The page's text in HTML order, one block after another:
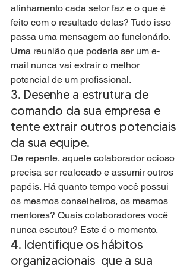
alinhamento cada setor faz e o que é
feito com o resultado delas? Tudo isso
passa uma mensagem ao funcionário.
Uma reunião que poderia ser um e-
mail nunca vai extrair o melhor
potencial de um profissional.
3. Desenhe a estrutura de
comando da sua empresa e
tente extrair outros potenciais
da sua equipe.
De repente, aquele colaborador ocioso
precisa ser realocado e assumir outros
papéis. Há quanto tempo você possui
os mesmos conselheiros, os mesmos
mentores? Quais colaboradores você
nunca escutou? Este é o momento.
4. Identifique os hábitos
organizacionais  que a sua